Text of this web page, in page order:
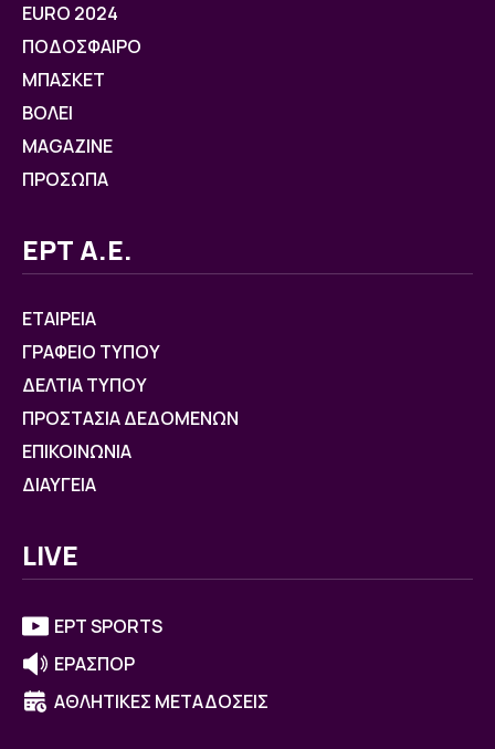
EURO 2024
ΠΟΔΟΣΦΑΙΡΟ
ΜΠΑΣΚΕΤ
ΒOΛΕΙ
MAGAZINE
ΠΡΟΣΩΠΑ
ΕΡΤ Α.Ε.
ΕΤΑΙΡΕΙΑ
ΓΡΑΦΕΙΟ ΤΥΠΟΥ
ΔΕΛΤΙΑ ΤΥΠΟΥ
ΠΡΟΣΤΑΣΙΑ ΔΕΔΟΜΕΝΩΝ
ΕΠΙΚΟΙΝΩΝΙΑ
ΔΙΑΥΓΕΙΑ
LIVE
ΕΡΤ SPORTS
ΕΡΑΣΠΟΡ
ΑΘΛΗΤΙΚΕΣ ΜΕΤΑΔΟΣΕΙΣ